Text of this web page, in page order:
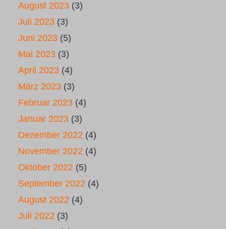
August 2023 (3)
Juli 2023 (3)
Juni 2023 (5)
Mai 2023 (3)
April 2023 (4)
März 2023 (3)
Februar 2023 (4)
Januar 2023 (3)
Dezember 2022 (4)
November 2022 (4)
Oktober 2022 (5)
September 2022 (4)
August 2022 (4)
Juli 2022 (3)